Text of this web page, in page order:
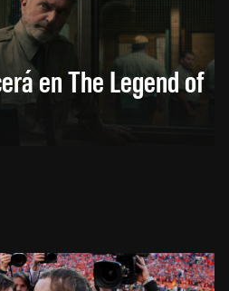
en The Legend of